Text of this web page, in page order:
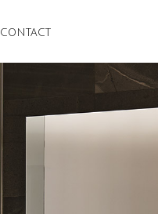
CONTACT